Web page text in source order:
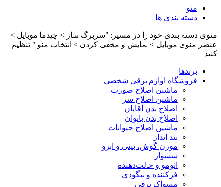
منو
دسته بندی ها
منوی دسته بندی خود را در مسیر: "سربرگ ساز > چیدما موبایل >
عنصر منوی موبایل > نمایش و مخفی کردن > انتخاب منو " تنظیم
کنید
برندها
فروشگاه اوازم برقی شخصی
ماشین اصلاح صورت
ماشین اصلاح سر
اصلاح بدن آقایان
اصلاح بدن بانوان
ماشین اصلاح حیوانات
بند انداز
موزن گوش، بینی و ابرو
سشوار
اتومو و حالت‌دهنده
فرکننده و بیگودی
مسواک برقی